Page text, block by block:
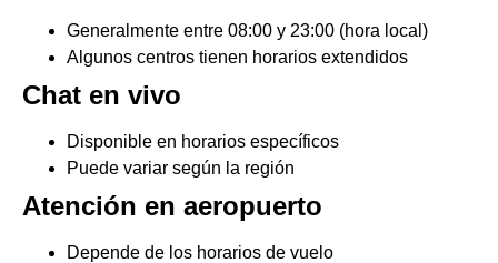
Generalmente entre 08:00 y 23:00 (hora local)
Algunos centros tienen horarios extendidos
Chat en vivo
Disponible en horarios específicos
Puede variar según la región
Atención en aeropuerto
Depende de los horarios de vuelo